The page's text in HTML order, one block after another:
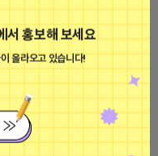
서 홍보해 보세요
올라오고 있습니다!
광고